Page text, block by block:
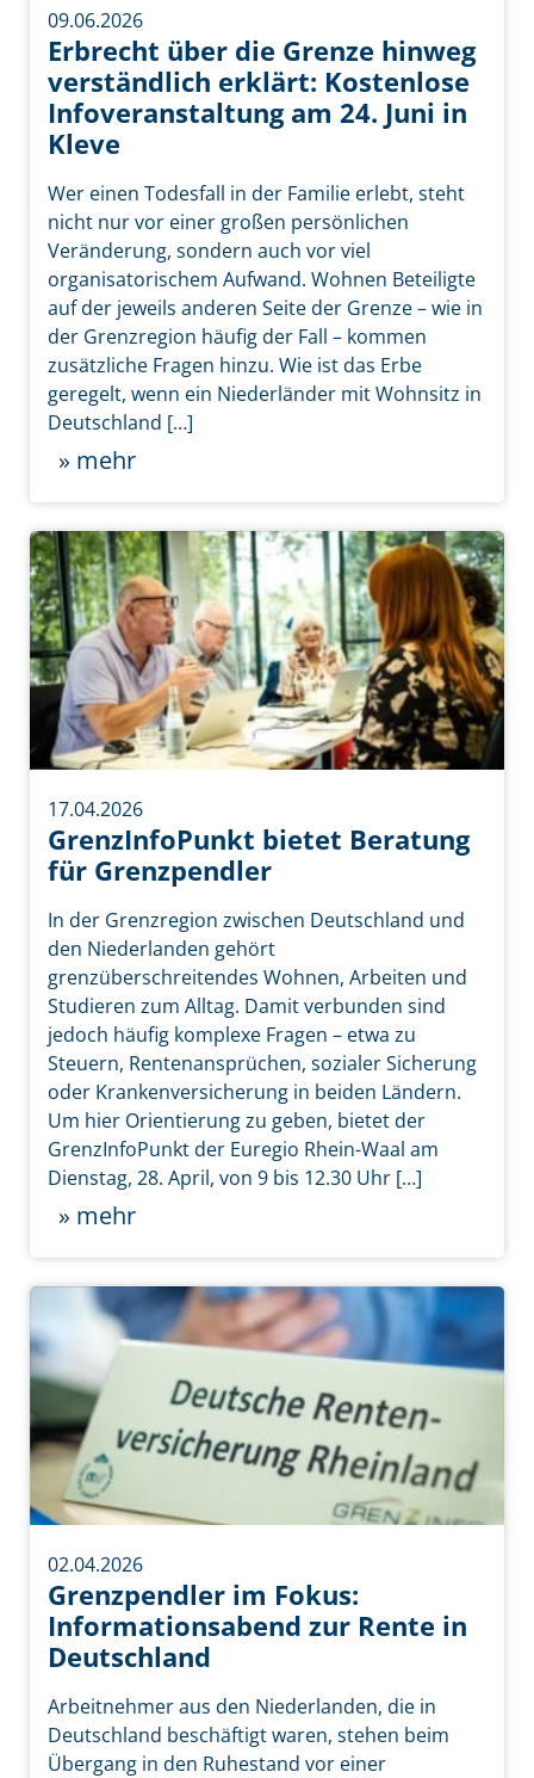
09.06.2026
Erbrecht über die Grenze hinweg
verständlich erklärt: Kostenlose
Infoveranstaltung am 24. Juni in
Kleve
Wer einen Todesfall in der Familie erlebt, steht
nicht nur vor einer großen persönlichen
Veränderung, sondern auch vor viel
organisatorischem Aufwand. Wohnen Beteiligte
auf der jeweils anderen Seite der Grenze – wie in
der Grenzregion häufig der Fall – kommen
zusätzliche Fragen hinzu. Wie ist das Erbe
geregelt, wenn ein Niederländer mit Wohnsitz in
Deutschland […]
» mehr
17.04.2026
GrenzInfoPunkt bietet Beratung
für Grenzpendler
In der Grenzregion zwischen Deutschland und
den Niederlanden gehört
grenzüberschreitendes Wohnen, Arbeiten und
Studieren zum Alltag. Damit verbunden sind
jedoch häufig komplexe Fragen – etwa zu
Steuern, Rentenansprüchen, sozialer Sicherung
oder Krankenversicherung in beiden Ländern.
Um hier Orientierung zu geben, bietet der
GrenzInfoPunkt der Euregio Rhein-Waal am
Dienstag, 28. April, von 9 bis 12.30 Uhr […]
» mehr
02.04.2026
Grenzpendler im Fokus:
Informationsabend zur Rente in
Deutschland
Arbeitnehmer aus den Niederlanden, die in
Deutschland beschäftigt waren, stehen beim
Übergang in den Ruhestand vor einer